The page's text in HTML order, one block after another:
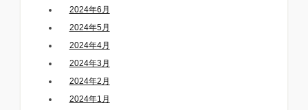
2024年6月
2024年5月
2024年4月
2024年3月
2024年2月
2024年1月